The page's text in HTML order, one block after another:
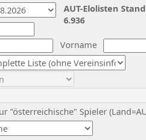
Vorname
"österreichische" Spieler
AUT-Elolisten
6.936